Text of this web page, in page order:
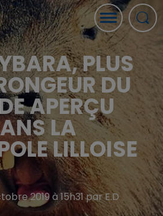
PLUS
DU
APERÇU
LA
LILLOISE
2019 à 15h31 par E.D